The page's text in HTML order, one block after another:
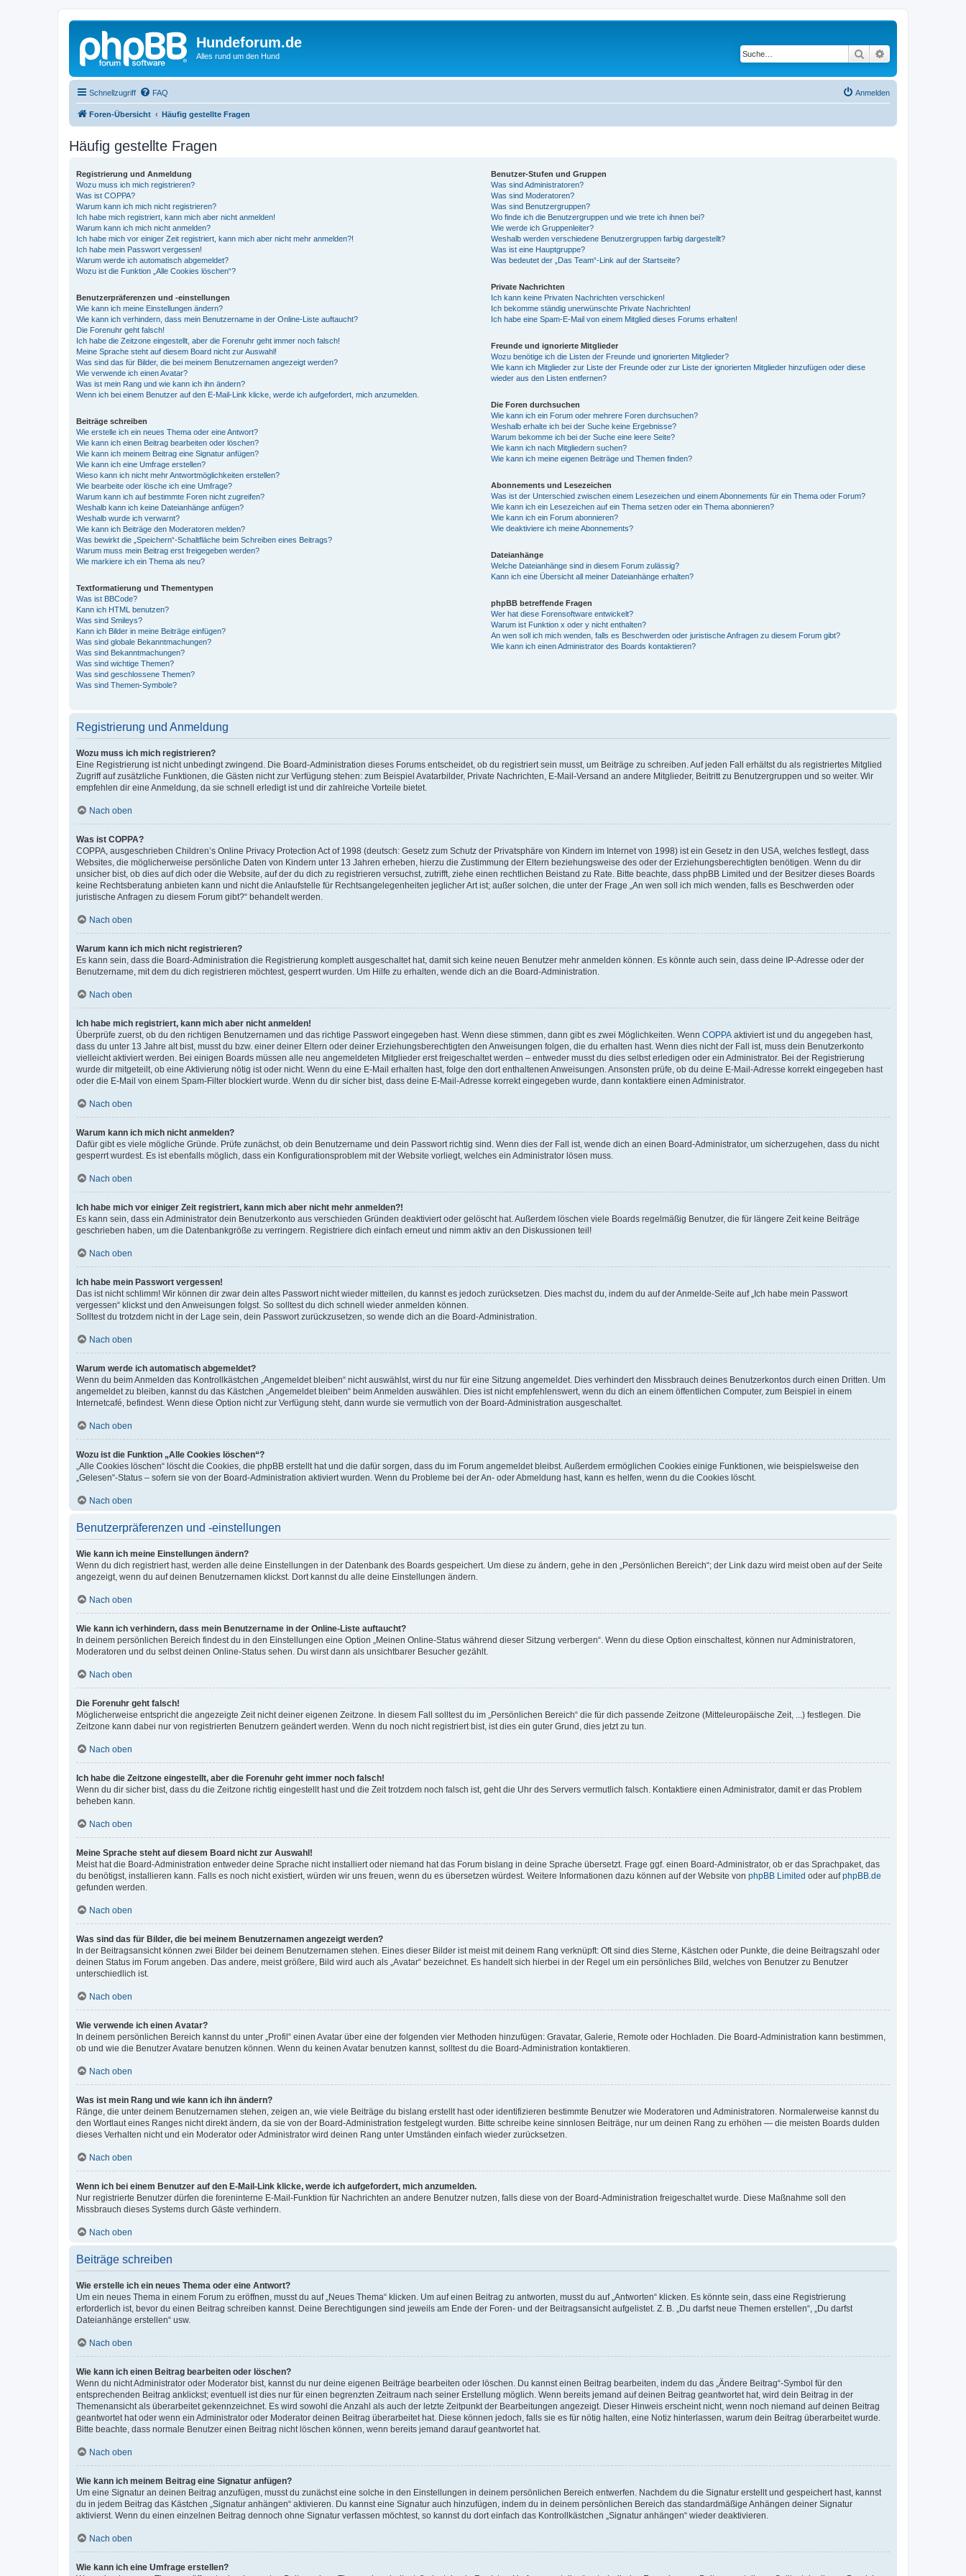
Hundeforum.de
Alles rund um den Hund Suche
Schnellzugriff FAQ Anmelden
Foren-Übersicht Häufig gestellte Fragen
Häufig gestellte Fragen
Registrierung und Anmeldung
Wozu muss ich mich registrieren?
Was ist COPPA?
Warum kann ich mich nicht registrieren?
Ich habe mich registriert, kann mich aber nicht anmelden!
Warum kann ich mich nicht anmelden?
Ich habe mich vor einiger Zeit registriert, kann mich aber nicht mehr anmelden?!
Ich habe mein Passwort vergessen!
Warum werde ich automatisch abgemeldet?
Wozu ist die Funktion „Alle Cookies löschen“?
Benutzerpräferenzen und -einstellungen
Wie kann ich meine Einstellungen ändern?
Wie kann ich verhindern, dass mein Benutzername in der Online-Liste auftaucht?
Die Forenuhr geht falsch!
Ich habe die Zeitzone eingestellt, aber die Forenuhr geht immer noch falsch!
Meine Sprache steht auf diesem Board nicht zur Auswahl!
Was sind das für Bilder, die bei meinem Benutzernamen angezeigt werden?
Wie verwende ich einen Avatar?
Was ist mein Rang und wie kann ich ihn ändern?
Wenn ich bei einem Benutzer auf den E-Mail-Link klicke, werde ich aufgefordert, mich anzumelden.
Beiträge schreiben
Wie erstelle ich ein neues Thema oder eine Antwort?
Wie kann ich einen Beitrag bearbeiten oder löschen?
Wie kann ich meinem Beitrag eine Signatur anfügen?
Wie kann ich eine Umfrage erstellen?
Wieso kann ich nicht mehr Antwortmöglichkeiten erstellen?
Wie bearbeite oder lösche ich eine Umfrage?
Warum kann ich auf bestimmte Foren nicht zugreifen?
Weshalb kann ich keine Dateianhänge anfügen?
Weshalb wurde ich verwarnt?
Wie kann ich Beiträge den Moderatoren melden?
Was bewirkt die „Speichern“-Schaltfläche beim Schreiben eines Beitrags?
Warum muss mein Beitrag erst freigegeben werden?
Wie markiere ich ein Thema als neu?
Textformatierung und Thementypen
Was ist BBCode?
Kann ich HTML benutzen?
Was sind Smileys?
Kann ich Bilder in meine Beiträge einfügen?
Was sind globale Bekanntmachungen?
Was sind Bekanntmachungen?
Was sind wichtige Themen?
Was sind geschlossene Themen?
Was sind Themen-Symbole?
Benutzer-Stufen und Gruppen
Was sind Administratoren?
Was sind Moderatoren?
Was sind Benutzergruppen?
Wo finde ich die Benutzergruppen und wie trete ich ihnen bei?
Wie werde ich Gruppenleiter?
Weshalb werden verschiedene Benutzergruppen farbig dargestellt?
Was ist eine Hauptgruppe?
Was bedeutet der „Das Team“-Link auf der Startseite?
Private Nachrichten
Ich kann keine Privaten Nachrichten verschicken!
Ich bekomme ständig unerwünschte Private Nachrichten!
Ich habe eine Spam-E-Mail von einem Mitglied dieses Forums erhalten!
Freunde und ignorierte Mitglieder
Wozu benötige ich die Listen der Freunde und ignorierten Mitglieder?
Wie kann ich Mitglieder zur Liste der Freunde oder zur Liste der ignorierten Mitglieder hinzufügen oder diese
wieder aus den Listen entfernen?
Die Foren durchsuchen
Wie kann ich ein Forum oder mehrere Foren durchsuchen?
Weshalb erhalte ich bei der Suche keine Ergebnisse?
Warum bekomme ich bei der Suche eine leere Seite?
Wie kann ich nach Mitgliedern suchen?
Wie kann ich meine eigenen Beiträge und Themen finden?
Abonnements und Lesezeichen
Was ist der Unterschied zwischen einem Lesezeichen und einem Abonnements für ein Thema oder Forum?
Wie kann ich ein Lesezeichen auf ein Thema setzen oder ein Thema abonnieren?
Wie kann ich ein Forum abonnieren?
Wie deaktiviere ich meine Abonnements?
Dateianhänge
Welche Dateianhänge sind in diesem Forum zulässig?
Kann ich eine Übersicht all meiner Dateianhänge erhalten?
phpBB betreffende Fragen
Wer hat diese Forensoftware entwickelt?
Warum ist Funktion x oder y nicht enthalten?
An wen soll ich mich wenden, falls es Beschwerden oder juristische Anfragen zu diesem Forum gibt?
Wie kann ich einen Administrator des Boards kontaktieren?
Registrierung und Anmeldung
Wozu muss ich mich registrieren?
Eine Registrierung ist nicht unbedingt zwingend. Die Board-Administration dieses Forums entscheidet, ob du registriert sein musst, um Beiträge zu schreiben. Auf jeden Fall erhältst du als registriertes Mitglied
Zugriff auf zusätzliche Funktionen, die Gästen nicht zur Verfügung stehen: zum Beispiel Avatarbilder, Private Nachrichten, E-Mail-Versand an andere Mitglieder, Beitritt zu Benutzergruppen und so weiter. Wir
empfehlen dir eine Anmeldung, da sie schnell erledigt ist und dir zahlreiche Vorteile bietet.
Nach oben
Was ist COPPA?
COPPA, ausgeschrieben Children’s Online Privacy Protection Act of 1998 (deutsch: Gesetz zum Schutz der Privatsphäre von Kindern im Internet von 1998) ist ein Gesetz in den USA, welches festlegt, dass
Websites, die möglicherweise persönliche Daten von Kindern unter 13 Jahren erheben, hierzu die Zustimmung der Eltern beziehungsweise des oder der Erziehungsberechtigten benötigen. Wenn du dir
unsicher bist, ob dies auf dich oder die Website, auf der du dich zu registrieren versuchst, zutrifft, ziehe einen rechtlichen Beistand zu Rate. Bitte beachte, dass phpBB Limited und der Besitzer dieses Boards
keine Rechtsberatung anbieten kann und nicht die Anlaufstelle für Rechtsangelegenheiten jeglicher Art ist; außer solchen, die unter der Frage „An wen soll ich mich wenden, falls es Beschwerden oder
juristische Anfragen zu diesem Forum gibt?“ behandelt werden.
Nach oben
Warum kann ich mich nicht registrieren?
Es kann sein, dass die Board-Administration die Registrierung komplett ausgeschaltet hat, damit sich keine neuen Benutzer mehr anmelden können. Es könnte auch sein, dass deine IP-Adresse oder der
Benutzername, mit dem du dich registrieren möchtest, gesperrt wurden. Um Hilfe zu erhalten, wende dich an die Board-Administration.
Nach oben
Ich habe mich registriert, kann mich aber nicht anmelden!
Überprüfe zuerst, ob du den richtigen Benutzernamen und das richtige Passwort eingegeben hast. Wenn diese stimmen, dann gibt es zwei Möglichkeiten. Wenn COPPA aktiviert ist und du angegeben hast,
dass du unter 13 Jahre alt bist, musst du bzw. einer deiner Eltern oder deiner Erziehungsberechtigten den Anweisungen folgen, die du erhalten hast. Wenn dies nicht der Fall ist, muss dein Benutzerkonto
vielleicht aktiviert werden. Bei einigen Boards müssen alle neu angemeldeten Mitglieder erst freigeschaltet werden – entweder musst du dies selbst erledigen oder ein Administrator. Bei der Registrierung
wurde dir mitgeteilt, ob eine Aktivierung nötig ist oder nicht. Wenn du eine E-Mail erhalten hast, folge den dort enthaltenen Anweisungen. Ansonsten prüfe, ob du deine E-Mail-Adresse korrekt eingegeben hast
oder die E-Mail von einem Spam-Filter blockiert wurde. Wenn du dir sicher bist, dass deine E-Mail-Adresse korrekt eingegeben wurde, dann kontaktiere einen Administrator.
Nach oben
Warum kann ich mich nicht anmelden?
Dafür gibt es viele mögliche Gründe. Prüfe zunächst, ob dein Benutzername und dein Passwort richtig sind. Wenn dies der Fall ist, wende dich an einen Board-Administrator, um sicherzugehen, dass du nicht
gesperrt wurdest. Es ist ebenfalls möglich, dass ein Konfigurationsproblem mit der Website vorliegt, welches ein Administrator lösen muss.
Nach oben
Ich habe mich vor einiger Zeit registriert, kann mich aber nicht mehr anmelden?!
Es kann sein, dass ein Administrator dein Benutzerkonto aus verschieden Gründen deaktiviert oder gelöscht hat. Außerdem löschen viele Boards regelmäßig Benutzer, die für längere Zeit keine Beiträge
geschrieben haben, um die Datenbankgröße zu verringern. Registriere dich einfach erneut und nimm aktiv an den Diskussionen teil!
Nach oben
Ich habe mein Passwort vergessen!
Das ist nicht schlimm! Wir können dir zwar dein altes Passwort nicht wieder mitteilen, du kannst es jedoch zurücksetzen. Dies machst du, indem du auf der Anmelde-Seite auf „Ich habe mein Passwort
vergessen“ klickst und den Anweisungen folgst. So solltest du dich schnell wieder anmelden können.
Solltest du trotzdem nicht in der Lage sein, dein Passwort zurückzusetzen, so wende dich an die Board-Administration.
Nach oben
Warum werde ich automatisch abgemeldet?
Wenn du beim Anmelden das Kontrollkästchen „Angemeldet bleiben“ nicht auswählst, wirst du nur für eine Sitzung angemeldet. Dies verhindert den Missbrauch deines Benutzerkontos durch einen Dritten. Um
angemeldet zu bleiben, kannst du das Kästchen „Angemeldet bleiben“ beim Anmelden auswählen. Dies ist nicht empfehlenswert, wenn du dich an einem öffentlichen Computer, zum Beispiel in einem
Internetcafé, befindest. Wenn diese Option nicht zur Verfügung steht, dann wurde sie vermutlich von der Board-Administration ausgeschaltet.
Nach oben
Wozu ist die Funktion „Alle Cookies löschen“?
„Alle Cookies löschen“ löscht die Cookies, die phpBB erstellt hat und die dafür sorgen, dass du im Forum angemeldet bleibst. Außerdem ermöglichen Cookies einige Funktionen, wie beispielsweise den
„Gelesen“-Status – sofern sie von der Board-Administration aktiviert wurden. Wenn du Probleme bei der An- oder Abmeldung hast, kann es helfen, wenn du die Cookies löscht.
Nach oben
Benutzerpräferenzen und -einstellungen
Wie kann ich meine Einstellungen ändern?
Wenn du dich registriert hast, werden alle deine Einstellungen in der Datenbank des Boards gespeichert. Um diese zu ändern, gehe in den „Persönlichen Bereich“; der Link dazu wird meist oben auf der Seite
angezeigt, wenn du auf deinen Benutzernamen klickst. Dort kannst du alle deine Einstellungen ändern.
Nach oben
Wie kann ich verhindern, dass mein Benutzername in der Online-Liste auftaucht?
In deinem persönlichen Bereich findest du in den Einstellungen eine Option „Meinen Online-Status während dieser Sitzung verbergen“. Wenn du diese Option einschaltest, können nur Administratoren,
Moderatoren und du selbst deinen Online-Status sehen. Du wirst dann als unsichtbarer Besucher gezählt.
Nach oben
Die Forenuhr geht falsch!
Möglicherweise entspricht die angezeigte Zeit nicht deiner eigenen Zeitzone. In diesem Fall solltest du im „Persönlichen Bereich“ die für dich passende Zeitzone (Mitteleuropäische Zeit, ...) festlegen. Die
Zeitzone kann dabei nur von registrierten Benutzern geändert werden. Wenn du noch nicht registriert bist, ist dies ein guter Grund, dies jetzt zu tun.
Nach oben
Ich habe die Zeitzone eingestellt, aber die Forenuhr geht immer noch falsch!
Wenn du dir sicher bist, dass du die Zeitzone richtig eingestellt hast und die Zeit trotzdem noch falsch ist, geht die Uhr des Servers vermutlich falsch. Kontaktiere einen Administrator, damit er das Problem
beheben kann.
Nach oben
Meine Sprache steht auf diesem Board nicht zur Auswahl!
Meist hat die Board-Administration entweder deine Sprache nicht installiert oder niemand hat das Forum bislang in deine Sprache übersetzt. Frage ggf. einen Board-Administrator, ob er das Sprachpaket, das
du benötigst, installieren kann. Falls es noch nicht existiert, würden wir uns freuen, wenn du es übersetzen würdest. Weitere Informationen dazu können auf der Website von phpBB Limited oder aufphpBB.de
gefunden werden.
Nach oben
Was sind das für Bilder, die bei meinem Benutzernamen angezeigt werden?
In der Beitragsansicht können zwei Bilder bei deinem Benutzernamen stehen. Eines dieser Bilder ist meist mit deinem Rang verknüpft: Oft sind dies Sterne, Kästchen oder Punkte, die deine Beitragszahl oder
deinen Status im Forum angeben. Das andere, meist größere, Bild wird auch als „Avatar“ bezeichnet. Es handelt sich hierbei in der Regel um ein persönliches Bild, welches von Benutzer zu Benutzer
unterschiedlich ist.
Nach oben
Wie verwende ich einen Avatar?
In deinem persönlichen Bereich kannst du unter „Profil“ einen Avatar über eine der folgenden vier Methoden hinzufügen: Gravatar, Galerie, Remote oder Hochladen. Die Board-Administration kann bestimmen,
ob und wie die Benutzer Avatare benutzen können. Wenn du keinen Avatar benutzen kannst, solltest du die Board-Administration kontaktieren.
Nach oben
Was ist mein Rang und wie kann ich ihn ändern?
Ränge, die unter deinem Benutzernamen stehen, zeigen an, wie viele Beiträge du bislang erstellt hast oder identifizieren bestimmte Benutzer wie Moderatoren und Administratoren. Normalerweise kannst du
den Wortlaut eines Ranges nicht direkt ändern, da sie von der Board-Administration festgelegt wurden. Bitte schreibe keine sinnlosen Beiträge, nur um deinen Rang zu erhöhen — die meisten Boards dulden
dieses Verhalten nicht und ein Moderator oder Administrator wird deinen Rang unter Umständen einfach wieder zurücksetzen.
Nach oben
Wenn ich bei einem Benutzer auf den E-Mail-Link klicke, werde ich aufgefordert, mich anzumelden.
Nur registrierte Benutzer dürfen die foreninterne E-Mail-Funktion für Nachrichten an andere Benutzer nutzen, falls diese von der Board-Administration freigeschaltet wurde. Diese Maßnahme soll den
Missbrauch dieses Systems durch Gäste verhindern.
Nach oben
Beiträge schreiben
Wie erstelle ich ein neues Thema oder eine Antwort?
Um ein neues Thema in einem Forum zu eröffnen, musst du auf „Neues Thema“ klicken. Um auf einen Beitrag zu antworten, musst du auf „Antworten“ klicken. Es könnte sein, dass eine Registrierung
erforderlich ist, bevor du einen Beitrag schreiben kannst. Deine Berechtigungen sind jeweils am Ende der Foren- und der Beitragsansicht aufgelistet. Z. B. „Du darfst neue Themen erstellen“, „Du darfst
Dateianhänge erstellen“ usw.
Nach oben
Wie kann ich einen Beitrag bearbeiten oder löschen?
Wenn du nicht Administrator oder Moderator bist, kannst du nur deine eigenen Beiträge bearbeiten oder löschen. Du kannst einen Beitrag bearbeiten, indem du das „Ändere Beitrag“-Symbol für den
entsprechenden Beitrag anklickst; eventuell ist dies nur für einen begrenzten Zeitraum nach seiner Erstellung möglich. Wenn bereits jemand auf deinen Beitrag geantwortet hat, wird dein Beitrag in der
Themenansicht als überarbeitet gekennzeichnet. Es wird sowohl die Anzahl als auch der letzte Zeitpunkt der Bearbeitungen angezeigt. Dieser Hinweis erscheint nicht, wenn noch niemand auf deinen Beitrag
geantwortet hat oder wenn ein Administrator oder Moderator deinen Beitrag überarbeitet hat. Diese können jedoch, falls sie es für nötig halten, eine Notiz hinterlassen, warum dein Beitrag überarbeitet wurde.
Bitte beachte, dass normale Benutzer einen Beitrag nicht löschen können, wenn bereits jemand darauf geantwortet hat.
Nach oben
Wie kann ich meinem Beitrag eine Signatur anfügen?
Um eine Signatur an deinen Beitrag anzufügen, musst du zunächst eine solche in den Einstellungen in deinem persönlichen Bereich entwerfen. Nachdem du die Signatur erstellt und gespeichert hast, kannst
du in jedem Beitrag das Kästchen „Signatur anhängen“ aktivieren. Du kannst eine Signatur auch hinzufügen, indem du in deinem persönlichen Bereich das standardmäßige Anhängen deiner Signatur
aktivierst. Wenn du einen einzelnen Beitrag dennoch ohne Signatur verfassen möchtest, so kannst du dort einfach das Kontrollkästchen „Signatur anhängen“ wieder deaktivieren.
Nach oben
Wie kann ich eine Umfrage erstellen?